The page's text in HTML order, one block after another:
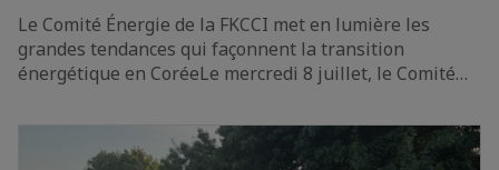
Le Comité Énergie de la FKCCI met en lumière les
grandes tendances qui façonnent la transition
énergétique en CoréeLe mercredi 8 juillet, le Comité…